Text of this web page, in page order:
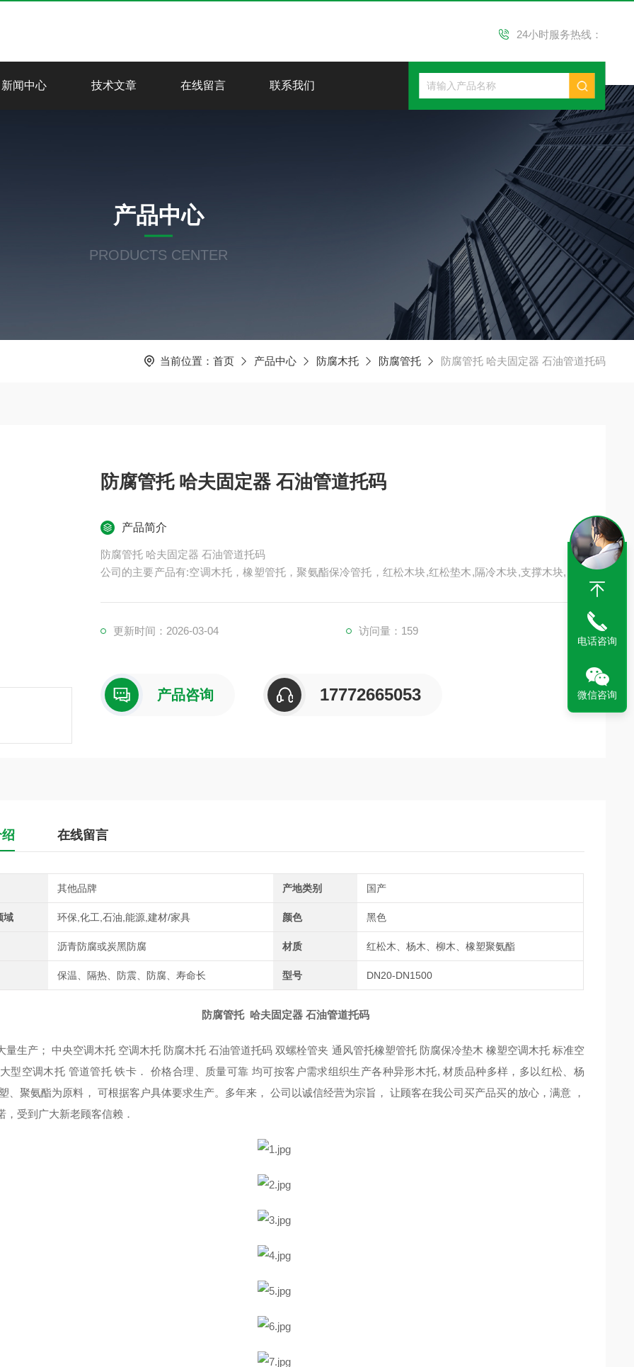
24小时服务热线：
新闻中心 技术文章 在线留言 联系我们
产品中心
PRODUCTS CENTER
当前位置： 首页 产品中心 防腐木托 防腐管托 防腐管托 哈夫固定器 石油管道托码
防腐管托 哈夫固定器 石油管道托码
产品简介
防腐管托 哈夫固定器 石油管道托码
公司的主要产品有:空调木托，橡塑管托，聚氨酯保冷管托，红松木块,红松垫木,隔冷木块,支撑木块,保
更新时间：2026-03-04
访问量：159
产品咨询 17772665053
在线留言
其他品牌 产地类别 国产
域 环保,化工,石油,能源,建材/家具 颜色 黑色
沥青防腐或炭黑防腐 材质 红松木、杨木、柳木、橡塑聚氨酯
保温、隔热、防震、防腐、寿命长 型号 DN20-DN1500
管托 哈夫固定器 石油管道托码
量生产； 中央空调木托 空调木托 防腐木托 石油管道托码 双螺栓管夹 通风管托橡塑管托 防腐保冷垫木 橡塑空调木托 标准空
型空调木托 管道管托 铁卡． 价格合理、质量可靠 均可按客户需求组织生产各种异形木托, 材质品种多样，多以红松、杨
、聚氨酯为原料， 可根据客户具体要求生产。多年来， 公司以诚信经营为宗旨， 让顾客在我公司买产品买的放心，满意 ，
，受到广大新老顾客信赖．
电话咨询
微信咨询